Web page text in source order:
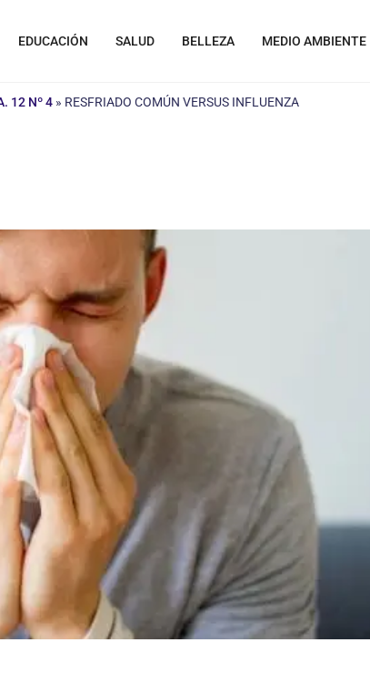
EDUCACIÓN SALUD BELLEZA MEDIO AMBIENTE
12 Nº 4 » RESFRIADO COMÚN VERSUS INFLUENZA